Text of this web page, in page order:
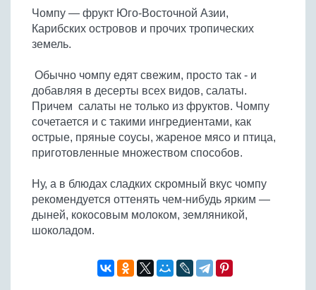
Чомпу — фрукт Юго-Восточной Азии,
Карибских островов и прочих тропических
земель.
Обычно чомпу едят свежим, просто так - и
добавляя в десерты всех видов, салаты.
Причем салаты не только из фруктов. Чомпу
сочетается и с такими ингредиентами, как
острые, пряные соусы, жареное мясо и птица,
приготовленные множеством способов.
Ну, а в блюдах сладких скромный вкус чомпу
рекомендуется оттенять чем-нибудь ярким —
дыней, кокосовым молоком, земляникой,
шоколадом.